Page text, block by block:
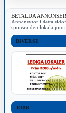
BETALDA ANNONSER
Annonsytor i detta
sponsra den lokala
DIVERSE
JOBB